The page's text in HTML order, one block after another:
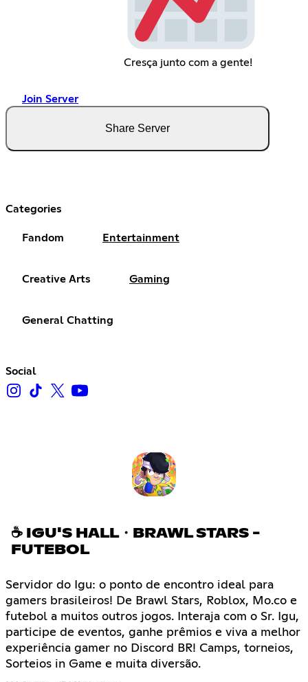
Cresça junto com a gente!
Join Server
Share Server
Categories
Fandom Entertainment
Creative Arts Gaming
General Chatting
Social
☕ IGU'S HALL・BRAWL STARS -
FUTEBOL
Servidor do Igu: o ponto de encontro ideal para
gamers brasileiros! De Brawl Stars, Roblox, Mo.co e
futebol a muitos outros jogos. Interaja com o Sr. Igu,
participe de eventos, ganhe prêmios e viva a melhor
experiência gamer no Discord BR! Camps, torneios,
Sorteios in Game e muita diversão.